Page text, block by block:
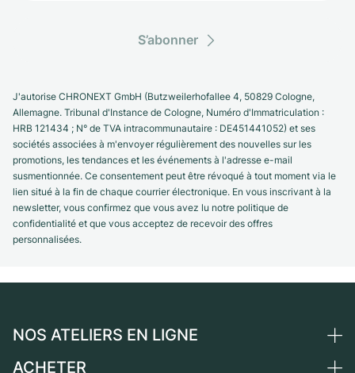
S’abonner
J'autorise CHRONEXT GmbH (Butzweilerhofallee 4, 50829 Cologne,
Allemagne. Tribunal d'Instance de Cologne, Numéro d'Immatriculation :
HRB 121434 ; N° de TVA intracommunautaire : DE451441052) et ses
sociétés associées à m'envoyer régulièrement des nouvelles sur les
promotions, les tendances et les événements à l'adresse e-mail
susmentionnée. Ce consentement peut être révoqué à tout moment via le
lien situé à la fin de chaque courrier électronique. En vous inscrivant à la
newsletter, vous confirmez que vous avez lu notre politique de
confidentialité et que vous acceptez de recevoir des offres
personnalisées.
NOS ATELIERS EN LIGNE
Allemagne
ACHETER